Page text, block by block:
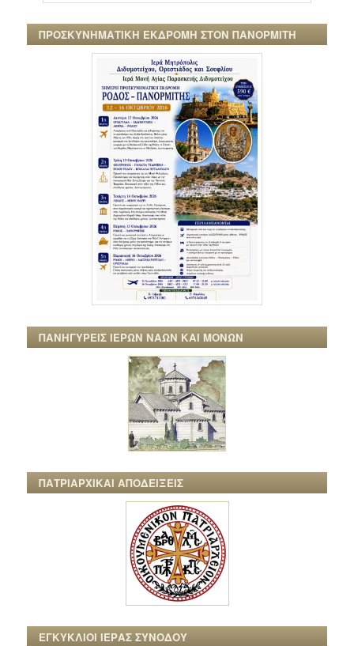
ΠΡΟΣΚΥΝΗΜΑΤΙΚΗ ΕΚΔΡΟΜΗ ΣΤΟΝ ΠΑΝΟΡΜΙΤΗ
ΠΑΝΗΓΥΡΕΙΣ ΙΕΡΩΝ ΝΑΩΝ ΚΑΙ ΜΟΝΩΝ
ΠΑΤΡΙΑΡΧΙΚΑΙ ΑΠΟΔΕΙΞΕΙΣ
ΕΓΚΥΚΛΙΟΙ ΙΕΡΑΣ ΣΥΝΟΔΟΥ